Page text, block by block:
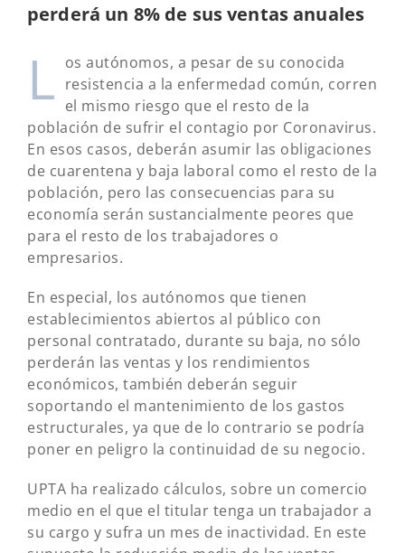
perderá un 8% de sus ventas anuales
L os autónomos, a pesar de su conocida
resistencia a la enfermedad común, corren
el mismo riesgo que el resto de la
población de sufrir el contagio por Coronavirus.
En esos casos, deberán asumir las obligaciones
de cuarentena y baja laboral como el resto de la
población, pero las consecuencias para su
economía serán sustancialmente peores que
para el resto de los trabajadores o
empresarios.
En especial, los autónomos que tienen
establecimientos abiertos al público con
personal contratado, durante su baja, no sólo
perderán las ventas y los rendimientos
económicos, también deberán seguir
soportando el mantenimiento de los gastos
estructurales, ya que de lo contrario se podría
poner en peligro la continuidad de su negocio.
UPTA ha realizado cálculos, sobre un comercio
medio en el que el titular tenga un trabajador a
su cargo y sufra un mes de inactividad. En este